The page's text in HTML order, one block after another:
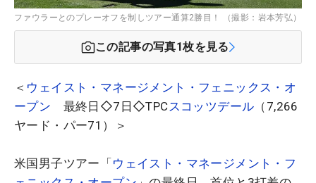
ファウラーとのプレーオフを制しツアー通算2勝目！ （撮影：岩本芳弘）
この記事の写真1枚を見る
＜ ウェイスト・マネージメント・フェニックス・オ
ープン 最終日◇7日◇TPCスコッツデール （7,266
ヤード・パー71）＞
米国男子ツアー「 ウェイスト・マネージメント・フ